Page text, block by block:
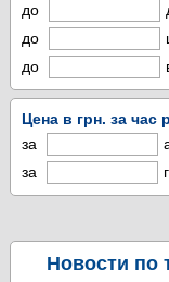
до
до
до
Цена в грн. за час
за
за
Новости по